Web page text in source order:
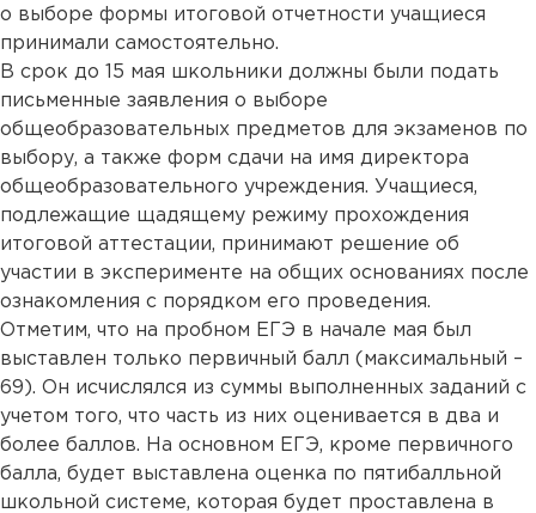
о выборе формы итоговой отчетности учащиеся
принимали самостоятельно.
В срок до 15 мая школьники должны были подать
письменные заявления о выборе
общеобразовательных предметов для экзаменов по
выбору, а также форм сдачи на имя директора
общеобразовательного учреждения. Учащиеся,
подлежащие щадящему режиму прохождения
итоговой аттестации, принимают решение об
участии в эксперименте на общих основаниях после
ознакомления с порядком его проведения.
Отметим, что на пробном ЕГЭ в начале мая был
выставлен только первичный балл (максимальный –
69). Он исчислялся из суммы выполненных заданий с
учетом того, что часть из них оценивается в два и
более баллов. На основном ЕГЭ, кроме первичного
балла, будет выставлена оценка по пятибалльной
школьной системе, которая будет проставлена в